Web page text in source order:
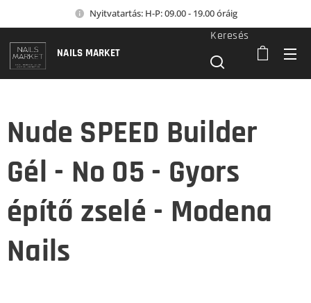
Nyitvatartás: H-P: 09.00 - 19.00 óráig
NAILS MARKET
Keresés
Nude SPEED Builder
Gél - No 05 - Gyors
építő zselé - Modena
Nails